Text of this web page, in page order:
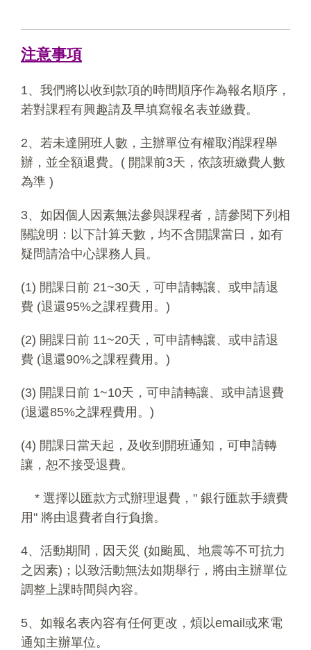
注意事項
1、我們將以收到款項的時間順序作為報名順序，
若對課程有興趣請及早填寫報名表並繳費。
2、若未達開班人數，主辦單位有權取消課程舉
辦，並全額退費。( 開課前3天，依該班繳費人數
為準 )
3、如因個人因素無法參與課程者，請參閱下列相
關說明：以下計算天數，均不含開課當日，如有
疑問請洽中心課務人員。
(1) 開課日前 21~30天，可申請轉讓、或申請退
費 (退還95%之課程費用。)
(2) 開課日前 11~20天，可申請轉讓、或申請退
費 (退還90%之課程費用。)
(3) 開課日前 1~10天，可申請轉讓、或申請退費
(退還85%之課程費用。)
(4) 開課日當天起，及收到開班通知，可申請轉
讓，恕不接受退費。
* 選擇以匯款方式辦理退費，" 銀行匯款手續費
用" 將由退費者自行負擔。
4、活動期間，因天災 (如颱風、地震等不可抗力
之因素)；以致活動無法如期舉行，將由主辦單位
調整上課時間與內容。
5、如報名表內容有任何更改，煩以email或來電
通知主辦單位。